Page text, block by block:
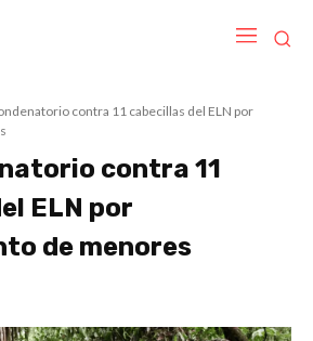
contra 11 cabecillas del ELN por
contra 11
ELN por
de menores